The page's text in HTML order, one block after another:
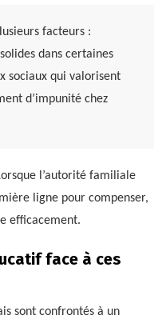
facteurs :
dans certaines
sociaux qui valorisent
d’impunité chez
l’autorité familiale
ligne pour compenser,
efficacement.
face à ces
sont confrontés à un